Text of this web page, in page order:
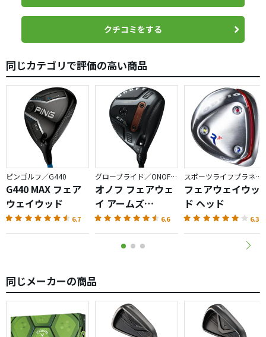
打感も硬く弾きます。
ただ一点良いと思ったのはとにかく強い球が出ます。
ドライバーもそうですがスピン少なそうです。下目に当た
でも購入するならチタン製の方が気になりますね。
クチコミをする
同じカテゴリで評価の高い商品
ピンゴルフ／G440
G440 MAX フェア
ウェイウッド
6.7
グローブライド／ONOFF AKA
オノフ フェアウェ
イ アームズ
AKA（2026）
6.6
スポーツライフプラネッツ／RODDIO
フェアウェイウッ
ド ヘッド
6.3
同じメーカーの商品